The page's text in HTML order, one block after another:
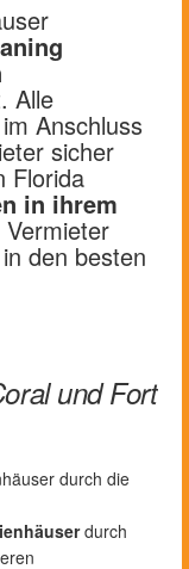
Alle
Anschluss
sicher
Florida
in ihrem
den besten
und Fort
durch die
durch